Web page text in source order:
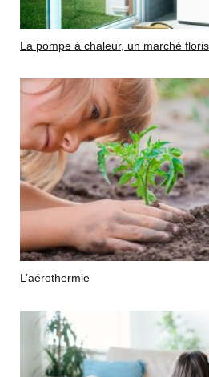
La pompe à chaleur, un marché
L’aérothermie